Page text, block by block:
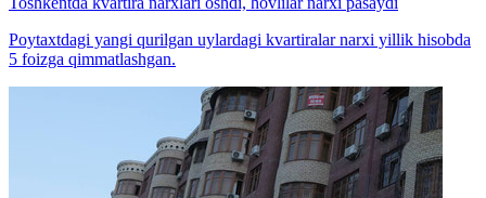
Poytaxtdagi yangi qurilgan uylardagi kvartiralar narxi yillik hisobda
5 foizga qimmatlashgan.